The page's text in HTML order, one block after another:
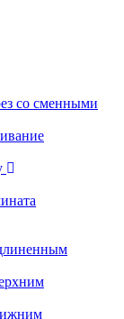
со сменными